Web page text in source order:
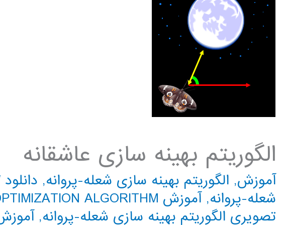
الگوریتم بهینه سازی عاشقانه
آموزش, الگوریتم بهینه سازی شعله-پروانه, دانلود
شعله-پروانه,آموزش MOTH-FLAME OPTIMIZATION ALGORITHM
تصویری الگوریتم بهینه سازی شعله-پروانه,